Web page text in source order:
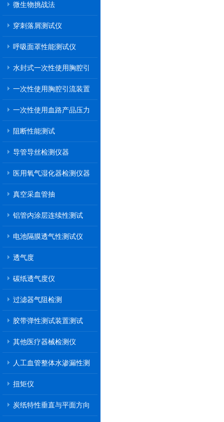
微生物挑战法
穿刺落屑测试仪
呼吸面罩性能测试仪
水封式一次性使用胸腔引
一次性使用胸腔引流装置
一次性使用血路产品压力
阻断性能测试
导管导丝检测仪器
医用氧气湿化器检测仪器
真空采血管抽
铝管内涂层连续性测试
电池隔膜透气性测试仪
透气度
碳纸透气度仪
过滤器气阻检测
胶带弹性测试装置测试
其他医疗器械检测仪
人工血管整体水渗漏性测
扭矩仪
炭纸特性垂直与平面方向